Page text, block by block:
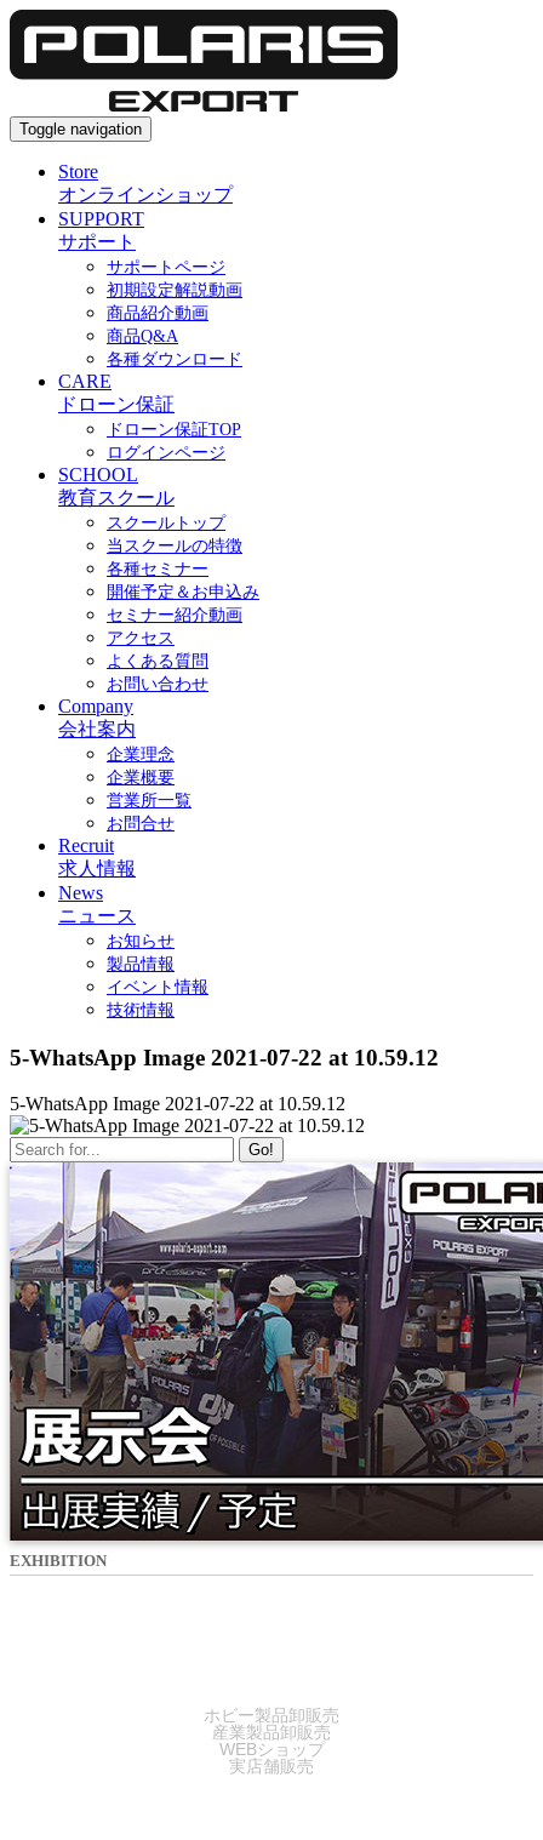
Toggle navigation
Store
オンラインショップ
SUPPORT
サポート
サポートページ
初期設定解説動画
商品紹介動画
商品Q&A
各種ダウンロード
CARE
ドローン保証
ドローン保証TOP
ログインページ
SCHOOL
教育スクール
スクールトップ
当スクールの特徴
各種セミナー
開催予定＆お申込み
セミナー紹介動画
アクセス
よくある質問
お問い合わせ
Company
会社案内
企業理念
企業概要
営業所一覧
お問合せ
Recruit
求人情報
News
ニュース
お知らせ
製品情報
イベント情報
技術情報
5-WhatsApp Image 2021-07-22 at 10.59.12
5-WhatsApp Image 2021-07-22 at 10.59.12
Go!
EXHIBITION
ホビー製品卸販売
産業製品卸販売
WEBショップ
実店舗販売